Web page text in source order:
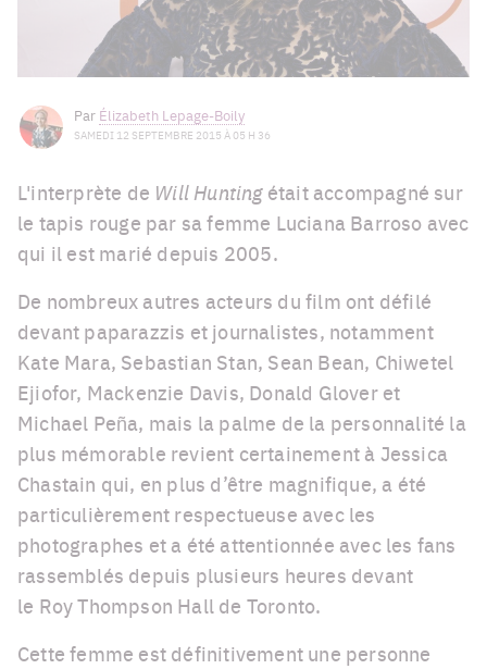
Par Élizabeth Lepage-Boily
SAMEDI 12 SEPTEMBRE 2015 À 05 H 36
L'interprète de Will Huntingétait accompagné sur
le tapis rouge par sa femme Luciana Barroso avec
qui il est marié depuis 2005.
De nombreux autres acteurs du film ont défilé
devant paparazzis et journalistes, notamment
Kate Mara, Sebastian Stan, Sean Bean, Chiwetel
Ejiofor, Mackenzie Davis, Donald Glover et
Michael Peña, mais la palme de la personnalité la
plus mémorable revient certainement à Jessica
Chastain qui, en plus d’être magnifique, a été
particulièrement respectueuse avec les
photographes et a été attentionnée avec les fans
rassemblés depuis plusieurs heures devant
le Roy Thompson Hall de Toronto.
Cette femme est définitivement une personne